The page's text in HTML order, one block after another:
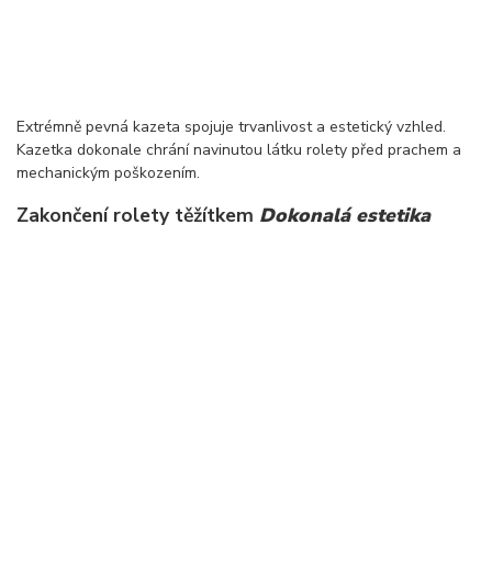
Extrémně pevná kazeta spojuje trvanlivost a estetický vzhled.
Kazetka dokonale chrání navinutou látku rolety před prachem a
mechanickým poškozením.
Zakončení rolety těžítkem Dokonalá estetika